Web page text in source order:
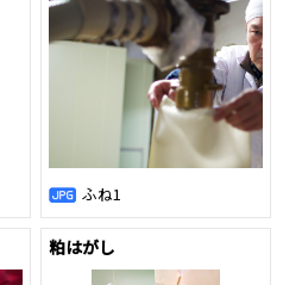
ふね1
粕はがし